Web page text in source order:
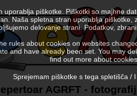
AGRFT -
uporablja piškotke. Piškotki so majhne
Naša spletna stran uporablja
delovanje strani. Podatkov,
rules about cookies on websites
and have already been set. You may
find out more about
Sprejemam piškotke s tega spletišča /